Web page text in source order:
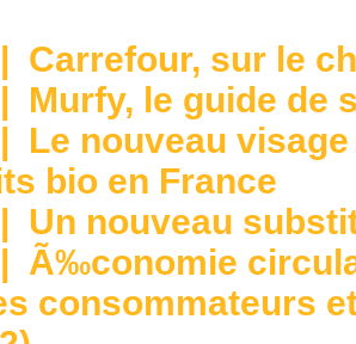
| Carrefour, sur le
| Murfy, le guide de
| Le nouveau
bio en France
| Un nouveau
| Ã‰conomie
consommateurs